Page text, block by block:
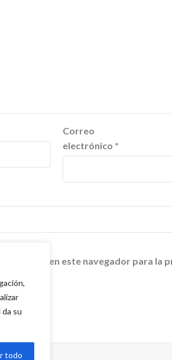
su
todo
Correo
electrónico *
web en este navegador para la